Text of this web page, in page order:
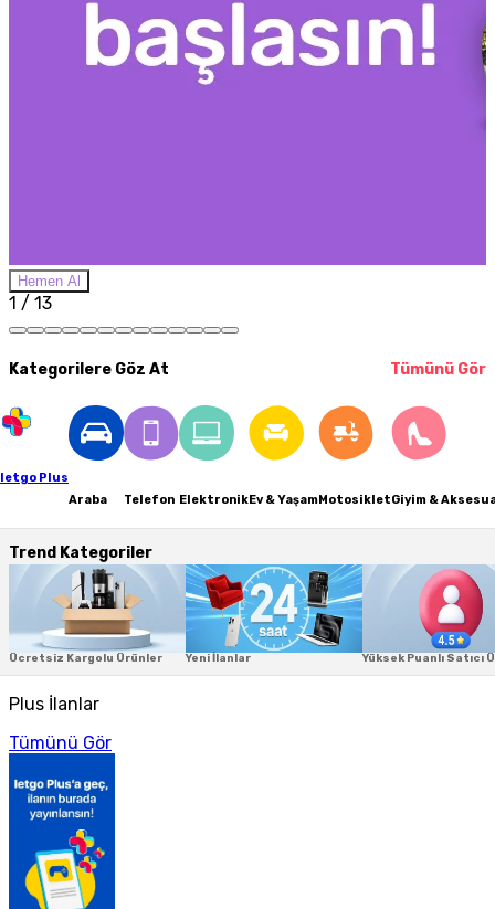
Hemen Al
1 / 13
Kategorilere Göz At Tümünü Gör
letgo Plus
Araba
Telefon ElektronikEv & YaşamMotosikletGiyim &
Trend Kategoriler
Ücretsiz Kargolu Ürünler Yeni İlanlar Yüksek Puanlı Satıcı
Plus İlanlar
Tümünü Gör